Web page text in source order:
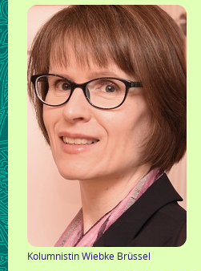
für
philosophisch-
psychologisches
training
Kolumnistin Wiebke Brüssel